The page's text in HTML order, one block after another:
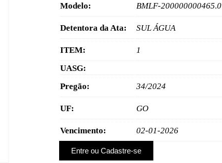
Modelo: BMLF-200000000465.0
Detentora da Ata: SUL ÁGUA
ITEM:
1
UASG:
Pregão:
34/2024
UF: GO
Vencimento: 02-01-2026
Entre ou Cadastre-se